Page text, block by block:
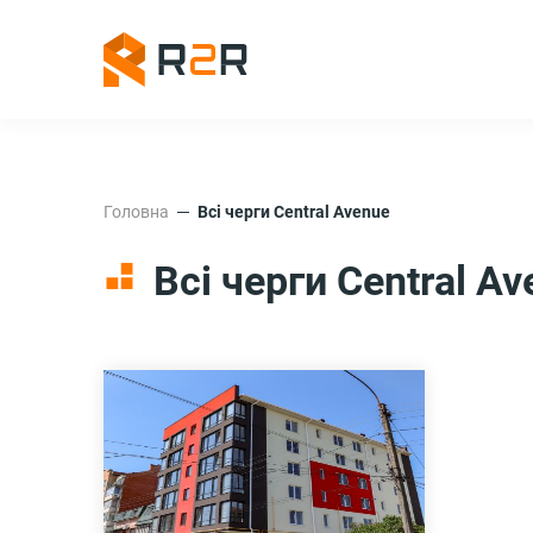
Головна Всі черги Central Avenue
Всі черги Central